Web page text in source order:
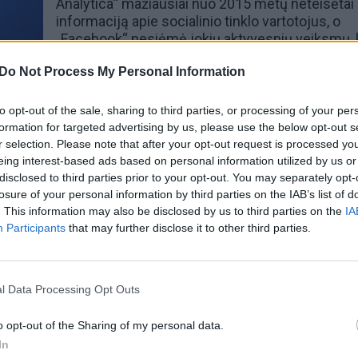
Do Not Process My Personal Information
opt-out of the sale, sharing to third parties, or processing of your
for targeted advertising by us, please use the below opt-out
selection. Please note that after your opt-out request is processed
interest-based ads based on personal information utilized by us
to third parties prior to your opt-out. You may separately
of your personal information by third parties on the IAB’s list of
This information may also be disclosed by us to third parties on the
Participants that may further disclose it to other third parties.
Data Processing Opt Outs
opt-out of the Sharing of my personal data.
Analytica“ mažiausiai nuo 2015 metų neteisėtai
informaciją apie socialinio tinklo vartotojus, o
„Facebook“ nesiėmė jokių aktyvesnių veiksmų,
00:02:47
pasisavinimu
kaltės kratosi
Lietuvos diena
Paprastas tėčio triukas
verkiantį kūdikį ir apskriejo
Žinios | Gyvenimo būdas
00:01:22
ieško vyro, kuris
transliavo
Vilniuje apvogtas
salonas žeria priekaištų policijai
stebina: platino narkotikus,
policijos ir tai tiesiogiai
Be gėlių ir asmenukės likusios